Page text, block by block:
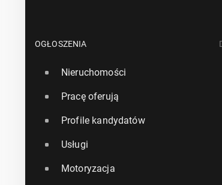
OGŁOSZENIA
Nieruchomości
Pracę oferują
Profile kandydatów
Usługi
Motoryzacja